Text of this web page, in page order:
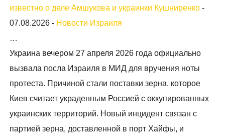
известно о деле Амшукова и украинки Кушниренко -
07.08.2026 - Новости Израиля
…
Украина вечером 27 апреля 2026 года официально
вызвала посла Израиля в МИД для вручения ноты
протеста. Причиной стали поставки зерна, которое
Киев считает украденным Россией с оккупированных
украинских территорий. Новый инцидент связан с
партией зерна, доставленной в порт Хайфы, и